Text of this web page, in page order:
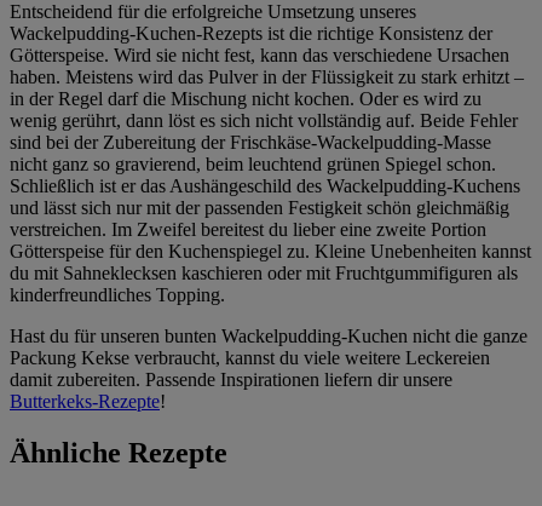
Entscheidend für die erfolgreiche Umsetzung unseres
Wackelpudding-Kuchen-Rezepts ist die richtige Konsistenz der
Götterspeise. Wird sie nicht fest, kann das verschiedene Ursachen
haben. Meistens wird das Pulver in der Flüssigkeit zu stark erhitzt –
in der Regel darf die Mischung nicht kochen. Oder es wird zu
wenig gerührt, dann löst es sich nicht vollständig auf. Beide Fehler
sind bei der Zubereitung der Frischkäse-Wackelpudding-Masse
nicht ganz so gravierend, beim leuchtend grünen Spiegel schon.
Schließlich ist er das Aushängeschild des Wackelpudding-Kuchens
und lässt sich nur mit der passenden Festigkeit schön gleichmäßig
verstreichen. Im Zweifel bereitest du lieber eine zweite Portion
Götterspeise für den Kuchenspiegel zu. Kleine Unebenheiten kannst
du mit Sahneklecksen kaschieren oder mit Fruchtgummifiguren als
kinderfreundliches Topping.
Hast du für unseren bunten Wackelpudding-Kuchen nicht die ganze
Packung Kekse verbraucht, kannst du viele weitere Leckereien
damit zubereiten. Passende Inspirationen liefern dir unsere
Butterkeks-Rezepte!
Ähnliche Rezepte